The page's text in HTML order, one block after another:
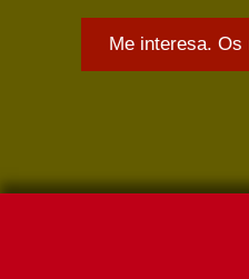
Me interesa. Os